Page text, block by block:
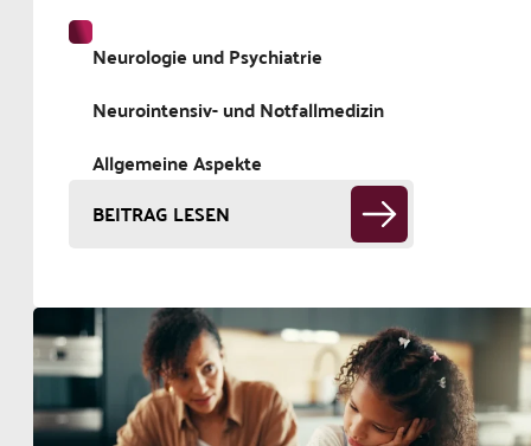
Neurologie und Psychiatrie
Neurointensiv- und Notfallmedizin
Allgemeine Aspekte
BEITRAG LESEN